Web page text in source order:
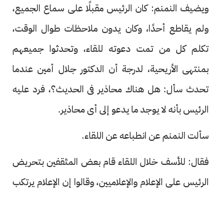
ويضيف النمنم: كان الرئيس مقبلًا على سماع الجميع،
ولم يقاطع أحدًا، وكان يدون ملاحظات طوال الوقت،
تكلم كل من تمت دعوته للقاء، وتحدثوا جميعهم
بمنتهى الأريحية، لدرجة أن الدكتور جلال أمين عندما
تحدث سأل: هل هناك محاذير فى الحديث؟، فرد عليه
الرئيس بأنه لا يوجد ما يدعو إلى أى محاذير.
سألت النمنم عن انطباعه عن اللقاء.
فقال: للأسف خلال اللقاء قام بعض المثقفين بتحريض
الرئيس على الإعلام والإعلاميين، وقالوا إن الإعلام يرتكب